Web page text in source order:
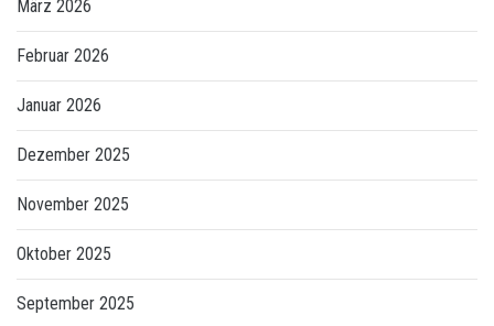
März 2026
Februar 2026
Januar 2026
Dezember 2025
November 2025
Oktober 2025
September 2025